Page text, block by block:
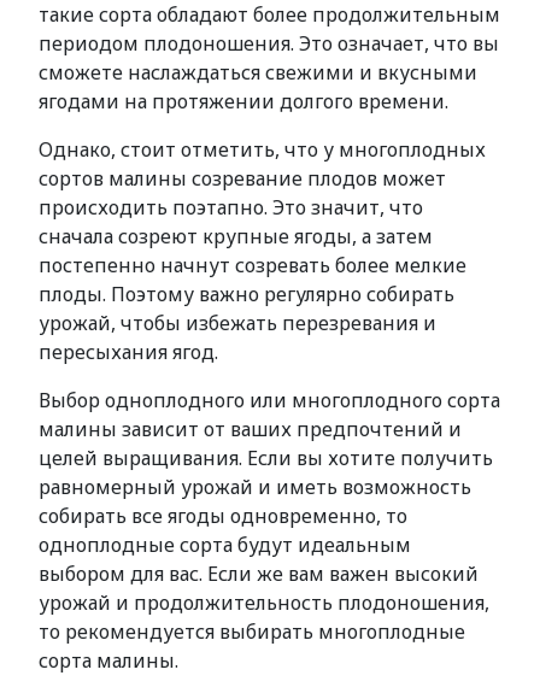
такие сорта обладают более продолжительным
периодом плодоношения. Это означает, что вы
сможете наслаждаться свежими и вкусными
ягодами на протяжении долгого времени.
Однако, стоит отметить, что у многоплодных
сортов малины созревание плодов может
происходить поэтапно. Это значит, что
сначала созреют крупные ягоды, а затем
постепенно начнут созревать более мелкие
плоды. Поэтому важно регулярно собирать
урожай, чтобы избежать перезревания и
пересыхания ягод.
Выбор одноплодного или многоплодного сорта
малины зависит от ваших предпочтений и
целей выращивания. Если вы хотите получить
равномерный урожай и иметь возможность
собирать все ягоды одновременно, то
одноплодные сорта будут идеальным
выбором для вас. Если же вам важен высокий
урожай и продолжительность плодоношения,
то рекомендуется выбирать многоплодные
сорта малины.